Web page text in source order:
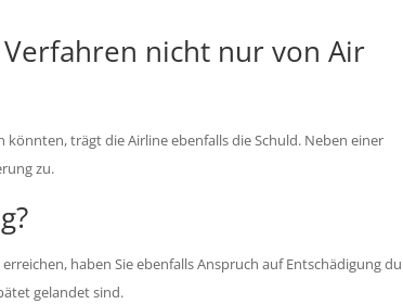
nicht nur von Air
trägt die Airline ebenfalls die Schuld. Neben einer
zu.
haben Sie ebenfalls Anspruch auf Entschädigung
gelandet sind.